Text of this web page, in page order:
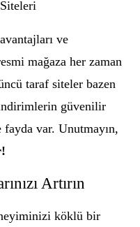
ve
mağaza her zaman
taraf siteler bazen
güvenilir
fayda var. Unutmayın,
Artırın
köklü bir